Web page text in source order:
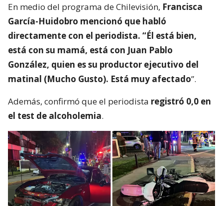
En medio del programa de Chilevisión, Francisca
García-Huidobro mencionó que habló
directamente con el periodista. “Él está bien,
está con su mamá, está con Juan Pablo
González, quien es su productor ejecutivo del
matinal (Mucho Gusto). Está muy afectado”.
Además, confirmó que el periodista registró 0,0 en
el test de alcoholemia.